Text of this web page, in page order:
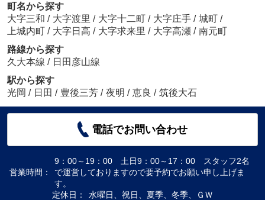
町名から探す
大字三和 / 大字渡里 / 大字十二町 / 大字庄手 / 城町 /
上城内町 / 大字日高 / 大字求来里 / 大字高瀬 / 南元町
路線から探す
久大本線 / 日田彦山線
駅から探す
光岡 / 日田 / 豊後三芳 / 夜明 / 恵良 / 筑後大石
電話でお問い合わせ
営業時間：
9：00～19：00 土日9：00～17：00 スタッフ2名
で運営しておりますので要予約でお願い申し上げま
す。
定休日：
水曜日、祝日、夏季、冬季、ＧＷ